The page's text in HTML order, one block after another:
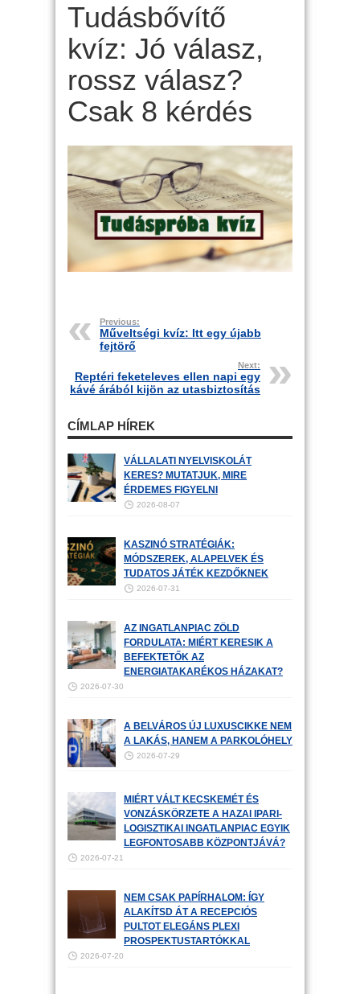
Tudásbővítő
kvíz: Jó válasz,
rossz válasz?
Csak 8 kérdés
Previous:
Műveltségi kvíz: Itt egy újabb
fejtörő
Next:
Reptéri feketeleves ellen napi egy
kávé árából kijön az utasbiztosítás
CÍMLAP HÍREK
VÁLLALATI NYELVISKOLÁT
KERES? MUTATJUK, MIRE
ÉRDEMES FIGYELNI
2026-08-07
KASZINÓ STRATÉGIÁK:
MÓDSZEREK, ALAPELVEK ÉS
TUDATOS JÁTÉK KEZDŐKNEK
2026-07-31
AZ INGATLANPIAC ZÖLD
FORDULATA: MIÉRT KERESIK A
BEFEKTETŐK AZ
ENERGIATAKARÉKOS HÁZAKAT?
2026-07-30
A BELVÁROS ÚJ LUXUSCIKKE NEM
A LAKÁS, HANEM A PARKOLÓHELY
2026-07-29
MIÉRT VÁLT KECSKEMÉT ÉS
VONZÁSKÖRZETE A HAZAI IPARI-
LOGISZTIKAI INGATLANPIAC EGYIK
LEGFONTOSABB KÖZPONTJÁVÁ?
2026-07-21
NEM CSAK PAPÍRHALOM: ÍGY
ALAKÍTSD ÁT A RECEPCIÓS
PULTOT ELEGÁNS PLEXI
PROSPEKTUSTARTÓKKAL
2026-07-20